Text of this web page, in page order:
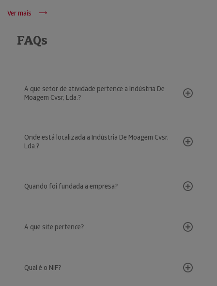
Ver mais
FAQs
A que setor de atividade pertence a Indústria De
Moagem Cvsr, Lda.?
Onde está localizada a Indústria De Moagem Cvsr,
Lda.?
Quando foi fundada a empresa?
A que site pertence?
Qual é o NIF?